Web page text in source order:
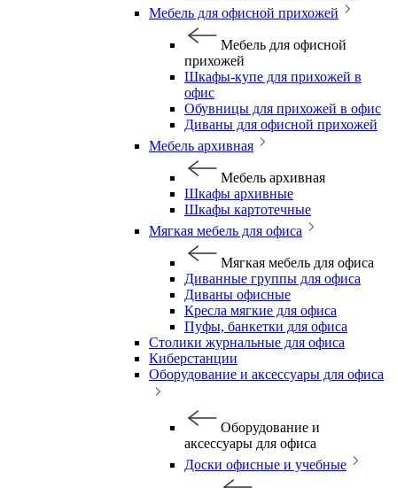
Мебель для офисной прихожей
Мебель для офисной
прихожей
Шкафы-купе для прихожей в
офис
Обувницы для прихожей в офис
Диваны для офисной прихожей
Мебель архивная
Мебель архивная
Шкафы архивные
Шкафы картотечные
Мягкая мебель для офиса
Мягкая мебель для офиса
Диванные группы для офиса
Диваны офисные
Кресла мягкие для офиса
Пуфы, банкетки для офиса
Столики журнальные для офиса
Киберстанции
Оборудование и аксессуары для офиса
Оборудование и
аксессуары для офиса
Доски офисные и учебные